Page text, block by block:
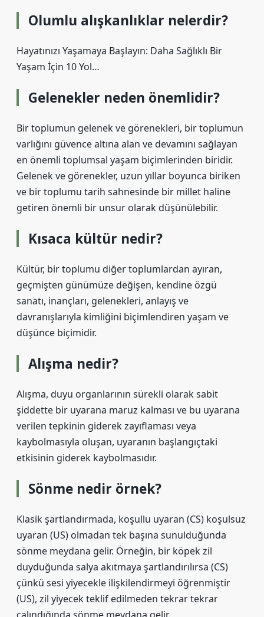
Olumlu alışkanlıklar nelerdir?
Hayatınızı Yaşamaya Başlayın: Daha Sağlıklı Bir
Yaşam İçin 10 Yol…
Gelenekler neden önemlidir?
Bir toplumun gelenek ve görenekleri, bir toplumun
varlığını güvence altına alan ve devamını sağlayan
en önemli toplumsal yaşam biçimlerinden biridir.
Gelenek ve görenekler, uzun yıllar boyunca biriken
ve bir toplumu tarih sahnesinde bir millet haline
getiren önemli bir unsur olarak düşünülebilir.
Kısaca kültür nedir?
Kültür, bir toplumu diğer toplumlardan ayıran,
geçmişten günümüze değişen, kendine özgü
sanatı, inançları, gelenekleri, anlayış ve
davranışlarıyla kimliğini biçimlendiren yaşam ve
düşünce biçimidir.
Alışma nedir?
Alışma, duyu organlarının sürekli olarak sabit
şiddette bir uyarana maruz kalması ve bu uyarana
verilen tepkinin giderek zayıflaması veya
kaybolmasıyla oluşan, uyaranın başlangıçtaki
etkisinin giderek kaybolmasıdır.
Sönme nedir örnek?
Klasik şartlandırmada, koşullu uyaran (CS) koşulsuz
uyaran (US) olmadan tek başına sunulduğunda
sönme meydana gelir. Örneğin, bir köpek zil
duyduğunda salya akıtmaya şartlandırılırsa (CS)
çünkü sesi yiyecekle ilişkilendirmeyi öğrenmiştir
(US), zil yiyecek teklif edilmeden tekrar tekrar